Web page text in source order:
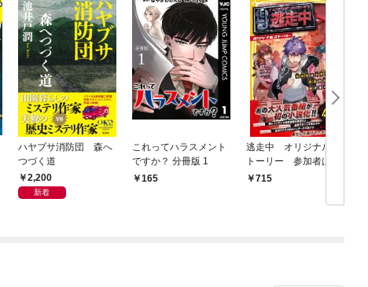
ハヤブサ消防団 森へ
つづく道
2,200
新着
これってハラスメント
ですか？ 分冊版 1
165
逃走中 オリジナルス
トーリー 参加者は小
学生！？ 渋谷の街を
715